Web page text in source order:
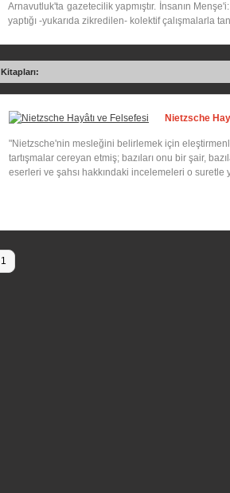
Arnavutluk'ta gazetecilik yapmıştır. İnsanın
yaptığı -yukarıda zikredilen- kolektif çalışmalarla
Kitapları:
Nietzsche
"Nietzsche'nin mesleğini belirlemek için
tartışmalar cereyan etmiş; bazıları onu bir şair,
eserleri ve şahsı hakkındaki incelemeleri o suretle
1